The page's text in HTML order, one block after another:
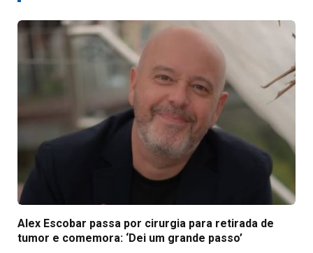
Alex Escobar passa por cirurgia para retirada de
tumor e comemora: ‘Dei um grande passo’